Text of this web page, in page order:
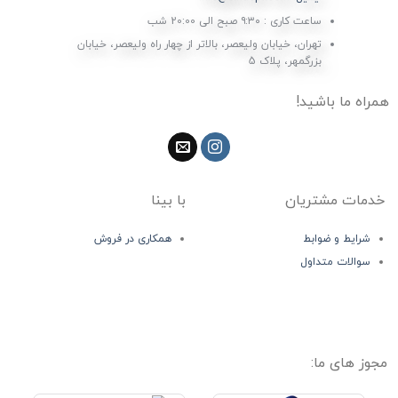
ساعت کاری : ۹:۳۰ صبح الی 20:00 شب
تهران، خیابان ولیعصر، بالاتر از چهار راه ولیعصر، خیابان
بزرگمهر، پلاک 5
همراه ما باشید!
خدمات مشتریان
شرایط و ضوابط
سوالات متداول
با بینا
همکاری در فروش
مجوز های ما: